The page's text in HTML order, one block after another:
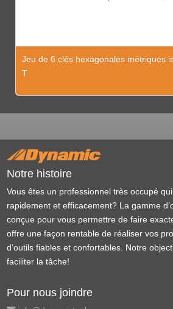
Jeu de 6 clés hexagonales métriques
T
Notre histoire
Vous êtes un professionnel très occupé
rapidement et efficacement? La gamme
conçue pour vous permettre de faire
offre une façon rentable de réaliser vos
d’outils fiables et confortables. Notre
faciliter la tâche!
Pour nous joindre